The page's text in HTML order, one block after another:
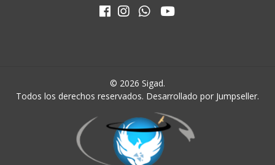
© 2026 Sigad.
Todos los derechos reservados. Desarrollado por Jumpseller.